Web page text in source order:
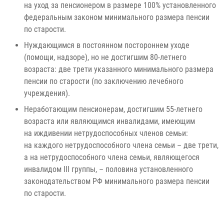
на уход за пенсионером в размере 100% установленного
федеральным законом минимального размера пенсии
по старости.
Нуждающимся в постоянном постороннем уходе
(помощи, надзоре), но не достигшим 80-летнего
возраста: две трети указанного минимального размера
пенсии по старости (по заключению лечебного
учреждения).
Неработающим пенсионерам, достигшим 55-летнего
возраста или являющимся инвалидами, имеющим
на иждивении нетрудоспособных членов семьи:
на каждого нетрудоспособного члена семьи – две трети,
а на нетрудоспособного члена семьи, являющегося
инвалидом III группы, – половина установленного
законодательством РФ минимального размера пенсии
по старости.